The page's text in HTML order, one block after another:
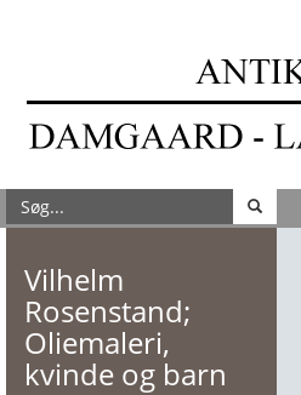
Vilhelm
Rosenstand;
Oliemaleri,
kvinde og barn